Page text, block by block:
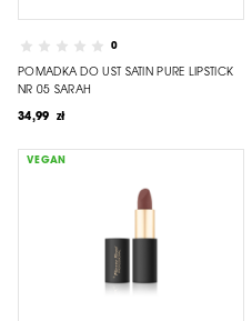
0
POMADKA DO UST SATIN PURE LIPSTICK
NR 05 SARAH
34,99 zł
VEGAN